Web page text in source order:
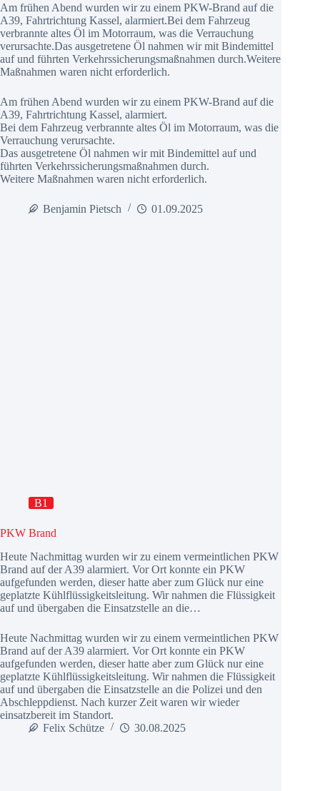
Am frühen Abend wurden wir zu einem PKW-Brand auf die
A39, Fahrtrichtung Kassel, alarmiert.Bei dem Fahrzeug
verbrannte altes Öl im Motorraum, was die Verrauchung
verursachte.Das ausgetretene Öl nahmen wir mit Bindemittel
auf und führten Verkehrssicherungsmaßnahmen durch.Weitere
Maßnahmen waren nicht erforderlich.
Am frühen Abend wurden wir zu einem PKW-Brand auf die
A39, Fahrtrichtung Kassel, alarmiert.
Bei dem Fahrzeug verbrannte altes Öl im Motorraum, was die
Verrauchung verursachte.
Das ausgetretene Öl nahmen wir mit Bindemittel auf und
führten Verkehrssicherungsmaßnahmen durch.
Weitere Maßnahmen waren nicht erforderlich.
Benjamin Pietsch 01.09.2025
B1
PKW Brand
Heute Nachmittag wurden wir zu einem vermeintlichen PKW
Brand auf der A39 alarmiert. Vor Ort konnte ein PKW
aufgefunden werden, dieser hatte aber zum Glück nur eine
geplatzte Kühlflüssigkeitsleitung. Wir nahmen die Flüssigkeit
auf und übergaben die Einsatzstelle an die…
Heute Nachmittag wurden wir zu einem vermeintlichen PKW
Brand auf der A39 alarmiert. Vor Ort konnte ein PKW
aufgefunden werden, dieser hatte aber zum Glück nur eine
geplatzte Kühlflüssigkeitsleitung. Wir nahmen die Flüssigkeit
auf und übergaben die Einsatzstelle an die Polizei und den
Abschleppdienst. Nach kurzer Zeit waren wir wieder
einsatzbereit im Standort.
Felix Schütze
30.08.2025